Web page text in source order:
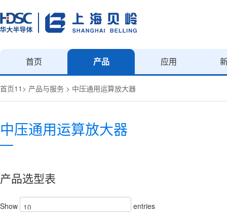
首页 产品 应用
首页11 > 产品与服务 > 中压通用运算放大器
中压通用运算放大器
产品选型表
Show entries